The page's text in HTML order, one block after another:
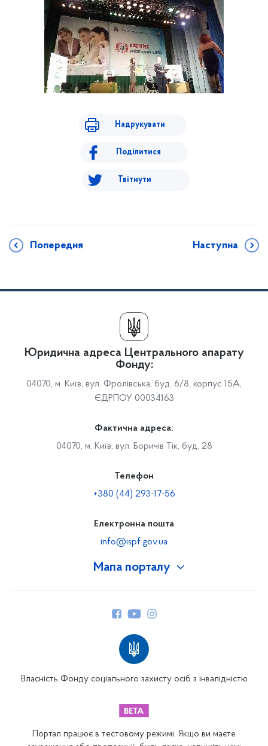
Надрукувати
Поділитися
Твітнути
Попередня Наступна
Мапа порталу
Юридична адреса Центрального апарату
Фонду:
04070, м. Київ, вул. Фролівська, буд. 6/8, корпус 15А,
ЄДРПОУ 00034163
Фактична адреса:
04070, м. Київ, вул. Боричів Тік, буд. 28
Телефон
+380 (44) 293-17-56
Електронна пошта
info@ispf.gov.ua
Власність Фонду соціального захисту осіб з інвалідністю
Портал працює в тестовому режимі. Якщо ви маєте